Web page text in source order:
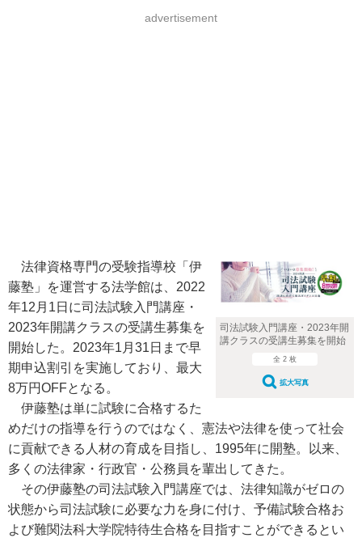
advertisement
司法試験入門講座・2023年開
講クラスの受講生募集を開始
全 2 枚
拡大写真
法律資格専門の受験指導校「伊
藤塾」を運営する法学館は、2022
年12月1日に司法試験入門講座・
2023年開講クラスの受講生募集を
開始した。2023年1月31日まで早
期申込割引を実施しており、最大
8万円OFFとなる。
伊藤塾は単に試験に合格するた
めだけの指導を行うのではなく、憲法や法律を使って社会
に貢献できる人材の育成を目指し、1995年に開塾。以来、
多くの法律家・行政官・公務員を輩出してきた。
その伊藤塾の司法試験入門講座では、法律知識がゼロの
状態から司法試験に必要な力を身に付け、予備試験合格お
よび難関法科大学院特待生合格を目指すことができるとい